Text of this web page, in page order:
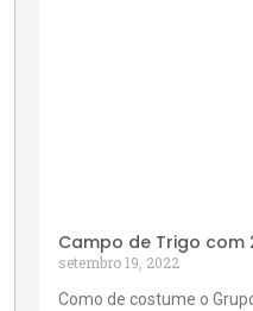
Campo de Trigo com
setembro 19, 2022
Como de costume o